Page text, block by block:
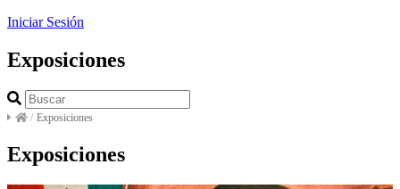
Iniciar Sesión
Exposiciones
/ Exposiciones
Exposiciones